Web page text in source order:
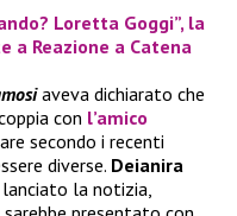
Loretta Goggi”, la
a Reazione a Catena
aveva dichiarato che
con l’amico
secondo i recenti
diverse. Deianira
la notizia,